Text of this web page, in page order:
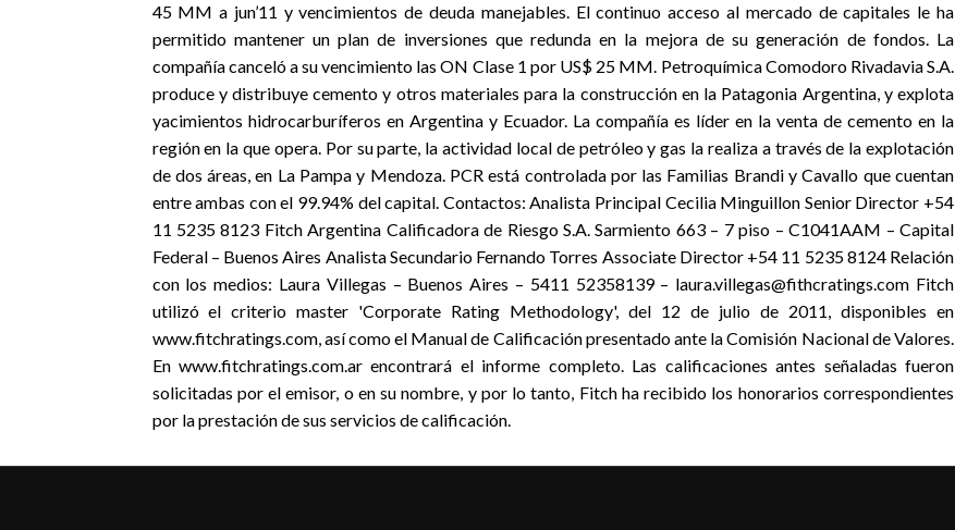
45 MM a jun’11 y vencimientos de deuda manejables. El continuo acceso al mercado de capitales le ha
permitido mantener un plan de inversiones que redunda en la mejora de su generación de fondos. La
compañía canceló a su vencimiento las ON Clase 1 por US$ 25 MM. Petroquímica Comodoro Rivadavia S.A.
produce y distribuye cemento y otros materiales para la construcción en la Patagonia Argentina, y explota
yacimientos hidrocarburíferos en Argentina y Ecuador. La compañía es líder en la venta de cemento en la
región en la que opera. Por su parte, la actividad local de petróleo y gas la realiza a través de la explotación
de dos áreas, en La Pampa y Mendoza. PCR está controlada por las Familias Brandi y Cavallo que cuentan
entre ambas con el 99.94% del capital. Contactos: Analista Principal Cecilia Minguillon Senior Director +54
11 5235 8123 Fitch Argentina Calificadora de Riesgo S.A. Sarmiento 663 – 7 piso – C1041AAM – Capital
Federal – Buenos Aires Analista Secundario Fernando Torres Associate Director +54 11 5235 8124 Relación
con los medios: Laura Villegas – Buenos Aires – 5411 52358139 – laura.villegas@fithcratings.com Fitch
utilizó el criterio master 'Corporate Rating Methodology', del 12 de julio de 2011, disponibles en
www.fitchratings.com, así como el Manual de Calificación presentado ante la Comisión Nacional de Valores.
En www.fitchratings.com.ar encontrará el informe completo. Las calificaciones antes señaladas fueron
solicitadas por el emisor, o en su nombre, y por lo tanto, Fitch ha recibido los honorarios correspondientes
por la prestación de sus servicios de calificación.